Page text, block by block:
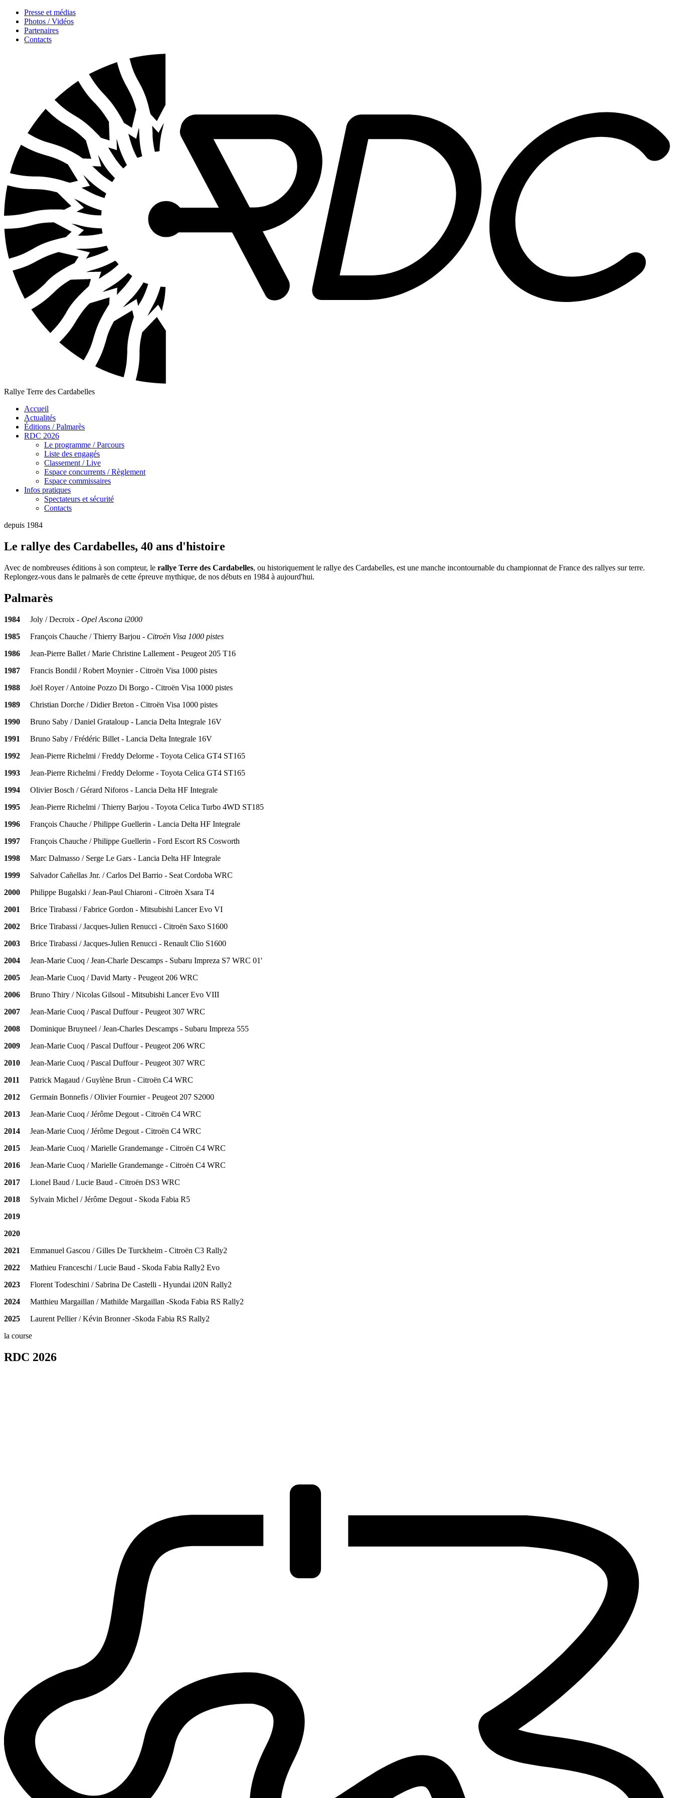
Presse et médias
Photos / Vidéos
Partenaires
Contacts
Rallye Terre des Cardabelles
Accueil
Actualités
Éditions / Palmarès
RDC 2026
Le programme / Parcours
Liste des engagés
Classement / Live
Espace concurrents / Règlement
Espace commissaires
Infos pratiques
Spectateurs et sécurité
Contacts
depuis 1984
Le rallye des Cardabelles, 40 ans d'histoire
Avec de nombreuses éditions à son compteur, le rallye Terre des Cardabelles, ou historiquement le rallye des Cardabelles, est une manche incontournable du championnat de France des rallyes sur terre.
Replongez-vous dans le palmarès de cette épreuve mythique, de nos débuts en 1984 à aujourd'hui.
Palmarès
1984 Joly / Decroix - Opel Ascona i2000
1985 François Chauche / Thierry Barjou - Citroën Visa 1000 pistes
1986 Jean-Pierre Ballet / Marie Christine Lallement - Peugeot 205 T16
1987 Francis Bondil / Robert Moynier - Citroën Visa 1000 pistes
1988 Joël Royer / Antoine Pozzo Di Borgo - Citroën Visa 1000 pistes
1989 Christian Dorche / Didier Breton - Citroën Visa 1000 pistes
1990 Bruno Saby / Daniel Grataloup - Lancia Delta Integrale 16V
1991
Bruno Saby / Frédéric Billet - Lancia Delta Integrale 16V
1992 Jean-Pierre Richelmi / Freddy Delorme - Toyota Celica GT4 ST165
1993 Jean-Pierre Richelmi / Freddy Delorme - Toyota Celica GT4 ST165
1994 Olivier Bosch / Gérard Niforos - Lancia Delta HF Integrale
1995 Jean-Pierre Richelmi / Thierry Barjou - Toyota Celica Turbo 4WD ST185
1996 François Chauche / Philippe Guellerin - Lancia Delta HF Integrale
1997 François Chauche / Philippe Guellerin - Ford Escort RS Cosworth
1998 Marc Dalmasso / Serge Le Gars - Lancia Delta HF Integrale
1999 Salvador Cañellas Jnr. / Carlos Del Barrio - Seat Cordoba WRC
2000 Philippe Bugalski / Jean-Paul Chiaroni - Citroën Xsara T4
2001
Brice Tirabassi / Fabrice Gordon - Mitsubishi Lancer Evo VI
2002 Brice Tirabassi / Jacques-Julien Renucci - Citroën Saxo S1600
2003 Brice Tirabassi / Jacques-Julien Renucci - Renault Clio S1600
2004 Jean-Marie Cuoq / Jean-Charle Descamps - Subaru Impreza S7 WRC 01'
2005 Jean-Marie Cuoq / David Marty - Peugeot 206 WRC
2006 Bruno Thiry / Nicolas Gilsoul - Mitsubishi Lancer Evo VIII
2007 Jean-Marie Cuoq / Pascal Duffour - Peugeot 307 WRC
2008 Dominique Bruyneel / Jean-Charles Descamps - Subaru Impreza 555
2009 Jean-Marie Cuoq / Pascal Duffour - Peugeot 206 WRC
2010 Jean-Marie Cuoq / Pascal Duffour - Peugeot 307 WRC
2011
Patrick Magaud / Guylène Brun - Citroën C4 WRC
2012 Germain Bonnefis / Olivier Fournier - Peugeot 207 S2000
2013 Jean-Marie Cuoq / Jérôme Degout - Citroën C4 WRC
2014 Jean-Marie Cuoq / Jérôme Degout - Citroën C4 WRC
2015 Jean-Marie Cuoq / Marielle Grandemange - Citroën C4 WRC
2016 Jean-Marie Cuoq / Marielle Grandemange - Citroën C4 WRC
2017 Lionel Baud / Lucie Baud - Citroën DS3 WRC
2018 Sylvain Michel / Jérôme Degout - Skoda Fabia R5
2019
2020
2021 Emmanuel Gascou / Gilles De Turckheim - Citroën C3 Rally2
2022 Mathieu Franceschi / Lucie Baud - Skoda Fabia Rally2 Evo
2023 Florent Todeschini / Sabrina De Castelli - Hyundai i20N Rally2
2024 Matthieu Margaillan / Mathilde Margaillan -Skoda Fabia RS Rally2
2025 Laurent Pellier / Kévin Bronner -Skoda Fabia RS Rally2
la course
RDC 2026